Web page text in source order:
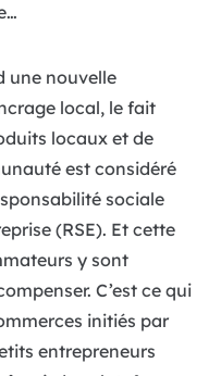
une nouvelle
local, le fait
locaux et de
est considéré
sociale
(RSE). Et cette
y sont
C’est ce qui
initiés par
entrepreneurs